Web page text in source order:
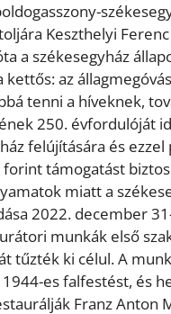
Keszthelyi
a székesegyház
kettős: az
tenni a híveknek,
250. évfordulóját
felújítására és
támogatást
miatt a
2022. december
munkák első
tűzték ki célul. A
1944-es falfestést, és
Franz Anton